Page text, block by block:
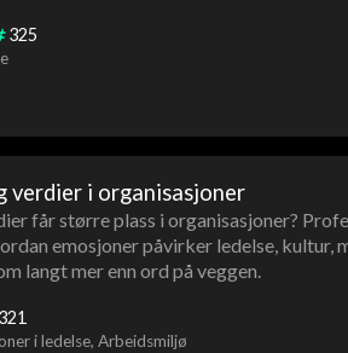
325
verdier i organisasjoner
får større plass i organisasjoner?
emosjoner påvirker ledelse, kultur,
langt mer enn ord på veggen.
321
i ledelse Arbeidsmiljø